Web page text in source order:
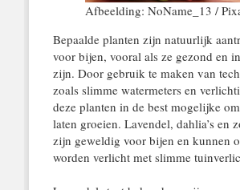
Afbeelding: NoName_13 /
Bepaalde planten zijn natuurlijk
voor bijen, vooral als ze gezond en
zijn. Door gebruik te maken van
zoals slimme watermeters en
deze planten in de best mogelijke
laten groeien. Lavendel, dahlia’s en
zijn geweldig voor bijen en kunnen
worden verlicht met slimme